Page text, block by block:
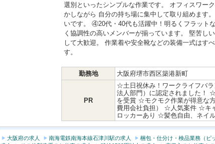
選別といったシンプルな作業です。 オフィスワー
かしながら 自分の持ち場に集中して取り組めます
いです。 ④20代・40代も活躍中！明るくフラット
く協調性の高いメンバーが揃っています。 堅苦し
して大歓迎。 作業着や安全靴などの装備一式はす
す。
勤務地 大阪府堺市西区築港新町
PR
☆土日祝休み！ワークライフバ
法人部門）に認定されました！
を受賞 ☆モクモク作業が得意な
費用会社負担） ☆人気案件 ☆キ
ロッカーあり ☆髪色自由、ネイ
大阪府の求人 南海電鉄南海本線石津川駅の求人 梱包・仕分け・検品業務（ピ